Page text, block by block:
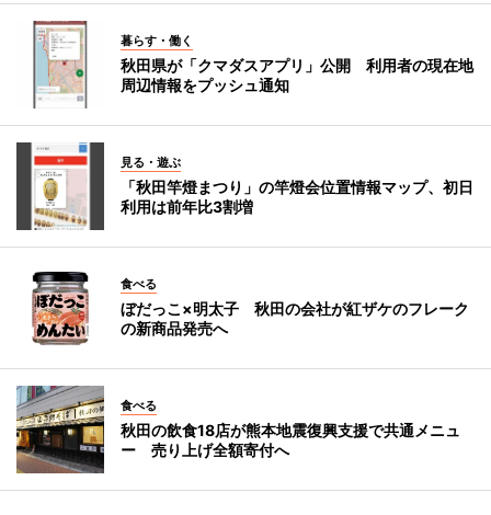
暮らす・働く
秋田県が「クマダスアプリ」公開 利用者の現在地
周辺情報をプッシュ通知
見る・遊ぶ
「秋田竿燈まつり」の竿燈会位置情報マップ、初日
利用は前年比3割増
食べる
ぼだっこ×明太子 秋田の会社が紅ザケのフレーク
の新商品発売へ
食べる
秋田の飲食18店が熊本地震復興支援で共通メニュ
ー 売り上げ全額寄付へ